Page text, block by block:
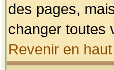
des pages,
changer toutes
Revenir en